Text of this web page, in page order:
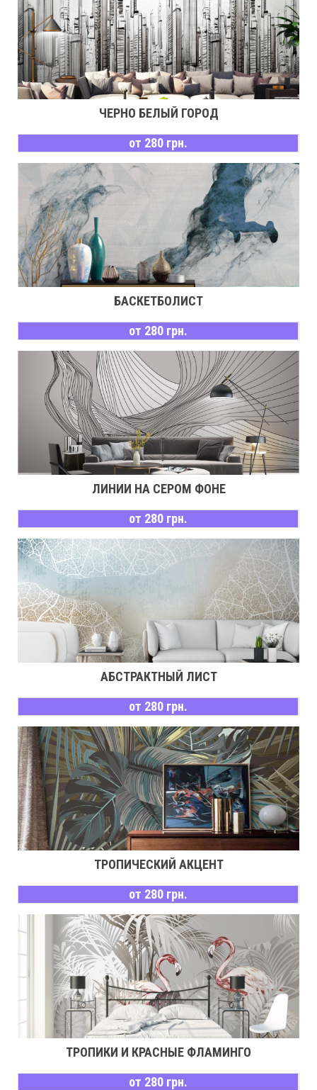
ЧЕРНО БЕЛЫЙ ГОРОД
от 280 грн.
БАСКЕТБОЛИСТ
от 280 грн.
ЛИНИИ НА СЕРОМ ФОНЕ
от 280 грн.
АБСТРАКТНЫЙ ЛИСТ
от 280 грн.
ТРОПИЧЕСКИЙ АКЦЕНТ
от 280 грн.
ТРОПИКИ И КРАСНЫЕ ФЛАМИНГО
от 280 грн.